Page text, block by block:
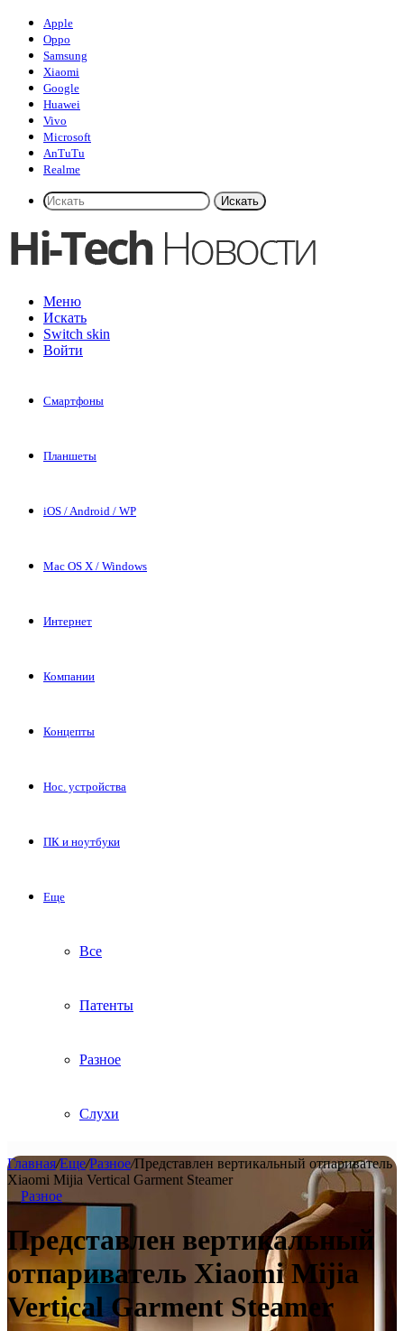
Apple
Oppo
Samsung
Xiaomi
Google
Huawei
Vivo
Microsoft
AnTuTu
Realme
Искать
Меню
Искать
Switch skin
Войти
Смартфоны
Планшеты
iOS / Android / WP
Mac OS X / Windows
Интернет
Компании
Концепты
Нос. устройства
ПК и ноутбуки
Еще
Все
Патенты
Разное
Слухи
Главная/Еще/Разное/Представлен вертикальный отпариватель
Xiaomi Mijia Vertical Garment Steamer
Разное
Представлен вертикальный
отпариватель Xiaomi Mijia
Vertical Garment Steamer